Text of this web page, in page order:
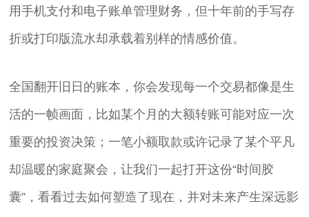
用手机支付和电子账单管理财务，但十年前的手写存
折或打印版流水却承载着别样的情感价值。
全国翻开旧日的账本，你会发现每一个交易都像是生
活的一帧画面，比如某个月的大额转账可能对应一次
重要的投资决策；一笔小额取款或许记录了某个平凡
却温暖的家庭聚会，让我们一起打开这份“时间胶
囊”，看看过去如何塑造了现在，并对未来产生深远影